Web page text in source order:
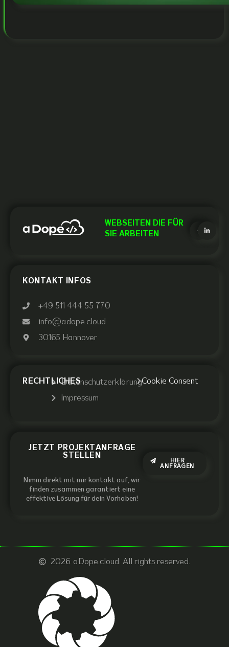
WEBSEITEN DIE FÜR
SIE ARBEITEN
KONTAKT INFOS
+49 511 444 55 770
info@adope.cloud
30165 Hannover
RECHTLICHESDatenschutzerklärung
Impressum
Cookie Consent
JETZT PROJEKTANFRAGE
STELLEN
Nimm direkt mit mir kontakt auf, wir
finden zusammen garantiert eine
effektive Lösung für dein Vorhaben!
HIER
ANFRAGEN
2026 aDope.cloud. All rights reserved.